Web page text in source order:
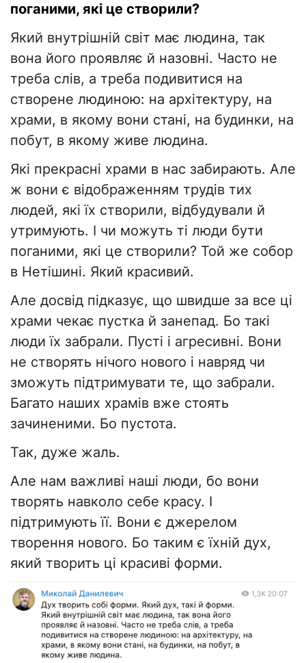
поганими, які це створили?
Який внутрішній світ має людина, так
вона його проявляє й назовні. Часто не
треба слів, а треба подивитися на
створене людиною: на архітектуру, на
храми, в якому вони стані, на будинки, на
побут, в якому живе людина.
Які прекрасні храми в нас забирають. Але
ж вони є відображенням трудів тих
людей, які їх створили, відбудували й
утримують. І чи можуть ті люди бути
поганими, які це створили? Той же собор
в Нетішині. Який красивий.
Але досвід підказує, що швидше за все ці
храми чекає пустка й занепад. Бо такі
люди їх забрали. Пусті і агресивні. Вони
не створять нічого нового і навряд чи
зможуть підтримувати те, що забрали.
Багато наших храмів вже стоять
зачиненими. Бо пустота.
Так, дуже жаль.
Але нам важливі наші люди, бо вони
творять навколо себе красу. І
підтримують її. Вони є джерелом
творення нового. Бо таким є їхній дух,
який творить ці красиві форми.